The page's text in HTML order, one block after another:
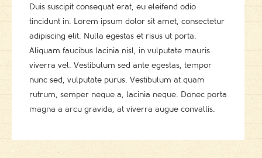
Duis suscipit consequat erat, eu eleifend odio
tincidunt in. Lorem ipsum dolor sit amet, consectetur
adipiscing elit. Nulla egestas et risus ut porta.
Aliquam faucibus lacinia nisl, in vulputate mauris
viverra vel. Vestibulum sed ante egestas, tempor
nunc sed, vulputate purus. Vestibulum at quam
rutrum, semper neque a, lacinia neque. Donec porta
magna a arcu gravida, at viverra augue convallis.